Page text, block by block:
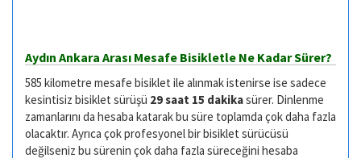
Aydın Ankara Arası Mesafe Bisikletle Ne Kadar Sürer?
585 kilometre mesafe bisiklet ile alınmak istenirse ise sadece
kesintisiz bisiklet sürüşü 29 saat 15 dakikasürer. Dinlenme
zamanlarını da hesaba katarak bu süre toplamda çok daha fazla
olacaktır. Ayrıca çok profesyonel bir bisiklet sürücüsü
değilseniz bu sürenin çok daha fazla süreceğini hesaba